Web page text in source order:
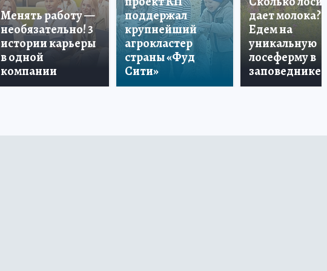
Менять работу —
необязательно! 3
истории карьеры
в одной
компании
поддержал
крупнейший
агрокластер
страны «Фуд
Сити»
дает молока?
Едем на
уникальную
лосеферму в
заповеднике!